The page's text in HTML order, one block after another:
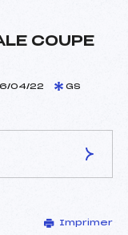
COUPE
04/22 GS
JOSEPH
Imprimer